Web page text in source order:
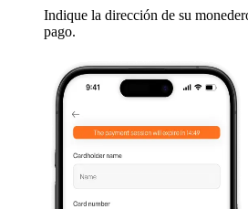
Indique la dirección de su
pago.